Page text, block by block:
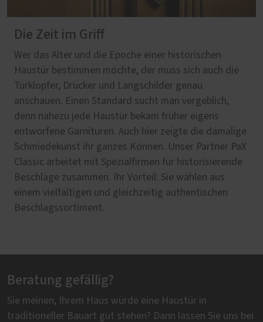
Die Zeit im Griff
Wer das Alter und die Epoche einer historischen
Haustür bestimmen möchte, der muss sich auch die
Türklopfer, Drücker und Langschilder genau
anschauen. Einen Standard sucht man vergeblich,
denn nahezu jede Haustür bekam früher eigens
entworfene Garnituren. Auch hier zeigte die damalige
Schmiedekunst ihr ganzes Können. Unser Partner PaX
Classic arbeitet mit Spezialfirmen für historisierende
Beschläge zusammen. Ihr Vorteil: Sie wählen aus
einem vielfältigen und gleichzeitig authentischen
Beschlagssortiment.
Beratung gefällig?
Sie meinen, Ihrem Haus würde eine Haustür in
traditioneller Bauart gut stehen? Dann lassen Sie uns bei